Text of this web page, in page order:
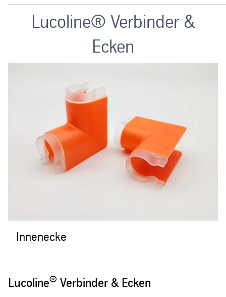
Lucoline® Verbinder &
Ecken
Innenecke
Lucoline® Verbinder & Ecken